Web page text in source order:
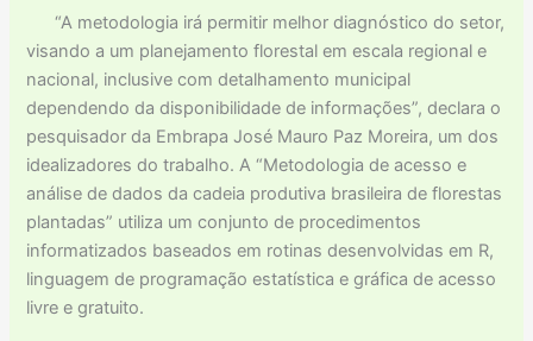
“A metodologia irá permitir melhor diagnóstico do setor,
visando a um planejamento florestal em escala regional e
nacional, inclusive com detalhamento municipal
dependendo da disponibilidade de informações”, declara o
pesquisador da Embrapa José Mauro Paz Moreira, um dos
idealizadores do trabalho. A “Metodologia de acesso e
análise de dados da cadeia produtiva brasileira de florestas
plantadas” utiliza um conjunto de procedimentos
informatizados baseados em rotinas desenvolvidas em R,
linguagem de programação estatística e gráfica de acesso
livre e gratuito.